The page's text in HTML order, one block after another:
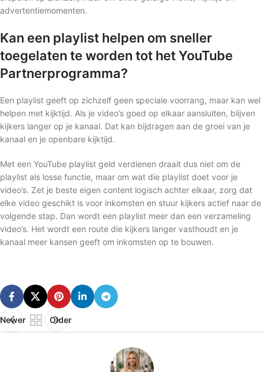
advertentiemomenten.
Kan een playlist helpen om sneller
toegelaten te worden tot het YouTube
Partnerprogramma?
Een playlist geeft op zichzelf geen speciale voorrang, maar kan wel
helpen met kijktijd. Als je video’s goed op elkaar aansluiten, blijven
kijkers langer op je kanaal. Dat kan bijdragen aan de groei van je
kanaal en je openbare kijktijd.
Met een YouTube playlist geld verdienen draait dus niet om de
playlist als losse functie, maar om wat die playlist doet voor je
video’s. Zet je beste eigen content logisch achter elkaar, zorg dat
elke video geschikt is voor inkomsten en stuur kijkers actief naar de
volgende stap. Dan wordt een playlist meer dan een verzameling
video’s. Het wordt een route die kijkers langer vasthoudt en je
kanaal meer kansen geeft om inkomsten op te bouwen.
Newer Older